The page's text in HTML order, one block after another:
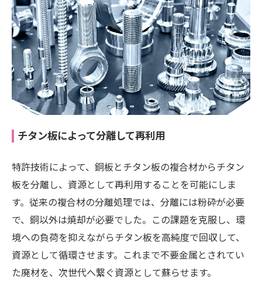
チタン板によって分離して再利用
特許技術によって、銅板とチタン板の複合材からチタン
板を分離し、資源として再利用することを可能にしま
す。従来の複合材の分離処理では、分離には粉砕が必要
で、銅以外は焼却が必要でした。この課題を克服し、環
境への負荷を抑えながらチタン板を高純度で回収して、
資源として循環させます。これまで不要金属とされてい
た廃材を、次世代へ繋ぐ資源として蘇らせます。